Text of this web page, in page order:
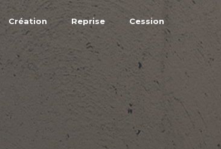
Création Reprise Cession